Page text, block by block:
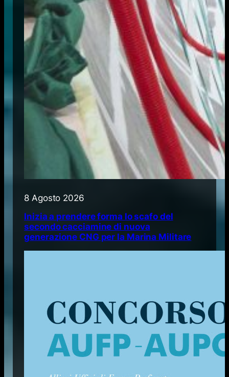
8 Agosto 2026
Inizia a prendere forma lo scafo del
secondo cacciamine di nuova
generazione CNG per la Marina Militare